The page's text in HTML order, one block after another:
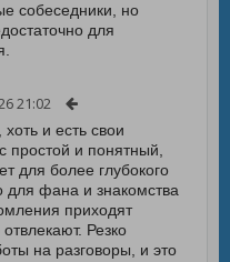
собеседники, но
для
21:02
и есть свои
простой и понятный,
для более глубокого
для фана и знакомства
приходят
Резко
на разговоры, и это